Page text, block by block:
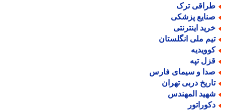
ترک
پزشکی
اینترنتی
ملی انگلستان
تپه
و سیمای فارس
دربی تهران
المهندس